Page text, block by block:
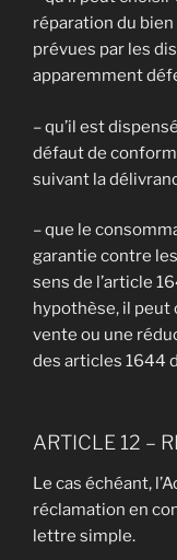
réparation du
prévues par les
apparemment
– qu’il est
défaut de
suivant la
– que le
garantie contre
sens de l’article
hypothèse, il
vente ou une
des articles 1644
ARTICLE 12 –
Le cas échéant,
réclamation en
lettre simple.